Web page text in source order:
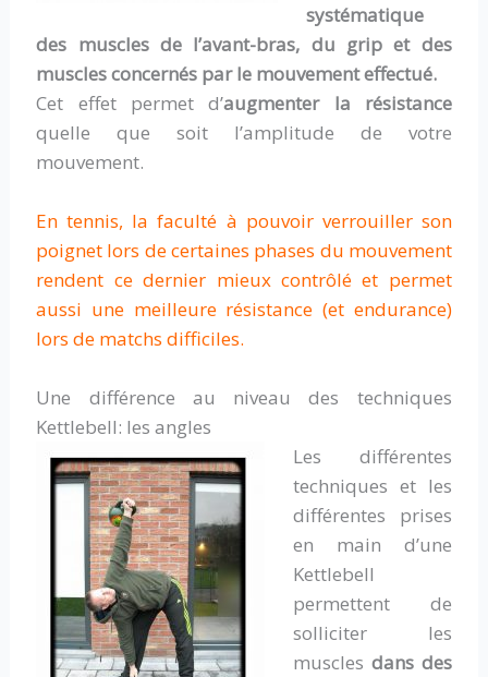
systématique
des muscles de l’avant-bras, du grip et des
muscles concernés par le mouvement effectué.
Cet effet permet d’augmenter la résistance
quelle que soit l’amplitude de votre
mouvement.
En tennis, la faculté à pouvoir verrouiller son
poignet lors de certaines phases du mouvement
rendent ce dernier mieux contrôlé et permet
aussi une meilleure résistance (et endurance)
lors de matchs difficiles.
Une différence au niveau des techniques
Kettlebell: les angles
Les différentes
techniques et les
différentes prises
en main d’une
Kettlebell
permettent de
solliciter les
muscles dans des